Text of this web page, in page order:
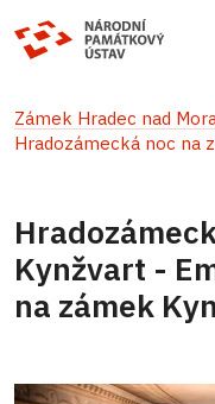
Zámek Hradec nad
Hradozámecká noc na
Kynžvart -
na zámek